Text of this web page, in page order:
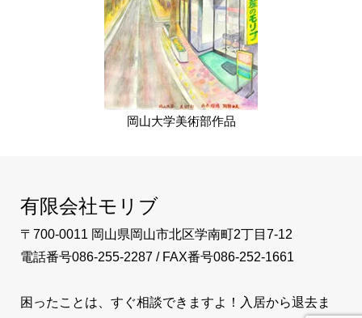
岡山大学美術部作品
有限会社モリブ
〒700-0011 岡山県岡山市北区学南町2丁目7-12
電話番号086-255-2287 / FAX番号086-252-1661
困ったことは、すぐ相談できますよ！入居から退去ま